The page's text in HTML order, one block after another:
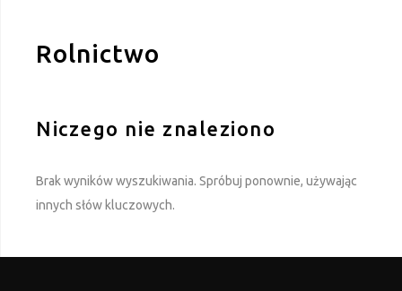
Rolnictwo
Niczego nie znaleziono
Brak wyników wyszukiwania. Spróbuj ponownie, używając
innych słów kluczowych.